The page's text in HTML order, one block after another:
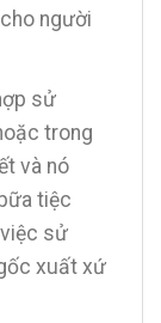
người
sử
trong
và nó
tiệc
sử
xuất xứ